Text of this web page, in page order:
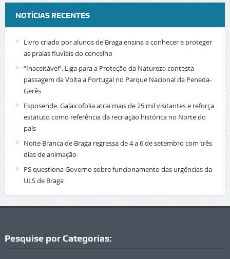
NOTÍCIAS RECENTES
Livro criado por alunos de Braga ensina a conhecer e proteger
as praias fluviais do concelho
“Inaceitável”. Liga para a Proteção da Natureza contesta
passagem da Volta a Portugal no Parque Nacional da Peneda-
Gerês
Esposende. Galaicofolia atrai mais de 25 mil visitantes e reforça
estatuto como referência da recriação histórica no Norte do
país
Noite Branca de Braga regressa de 4 a 6 de setembro com três
dias de animação
PS questiona Governo sobre funcionamento das urgências da
ULS de Braga
Pesquise por Categorias: